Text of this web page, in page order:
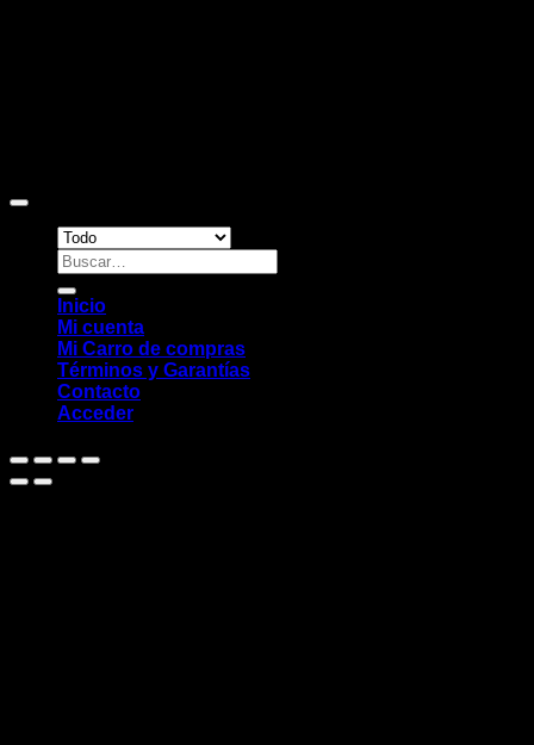
Buscar
por:
Inicio
Mi cuenta
Mi Carro de compras
Términos y Garantías
Contacto
Acceder